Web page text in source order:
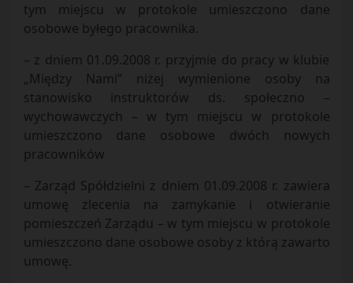
tym miejscu w protokole umieszczono dane
osobowe byłego pracownika.
– z dniem 01.09.2008 r. przyjmie do pracy w klubie
„Między Nami” niżej wymienione osoby na
stanowisko instruktorów ds. społeczno –
wychowawczych – w tym miejscu w protokole
umieszczono dane osobowe dwóch nowych
pracowników
– Zarząd Spółdzielni z dniem 01.09.2008 r. zawiera
umowę zlecenia na zamykanie i otwieranie
pomieszczeń Zarządu – w tym miejscu w protokole
umieszczono dane osobowe osoby z którą zawarto
umowę.